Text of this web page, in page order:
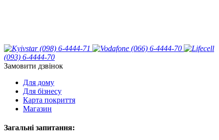
(098) 6-4444-71
(066) 6-4444-70
(093) 6-4444-70
Замовити дзвінок
Для дому
Для бізнесу
Карта покриття
Магазин
Загальні запитання: